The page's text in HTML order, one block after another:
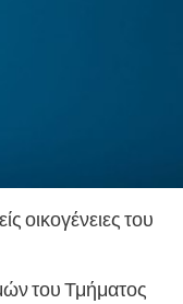
οικογένειες του
του Τμήματος